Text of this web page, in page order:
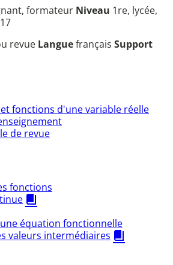
formateur Niveau 1re, lycée,
revue Languefrançais Support
fonctions d'une variable réelle
de revue
fonctions
équation fonctionnelle
valeurs intermédiaires